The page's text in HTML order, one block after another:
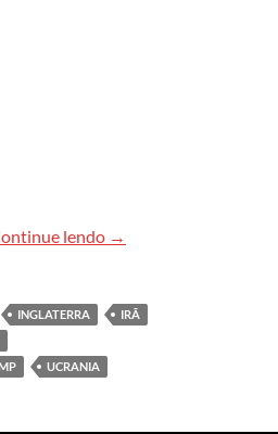
lendo Faça a América (mais)
→
INGLATERRA
IRÃ
UCRANIA